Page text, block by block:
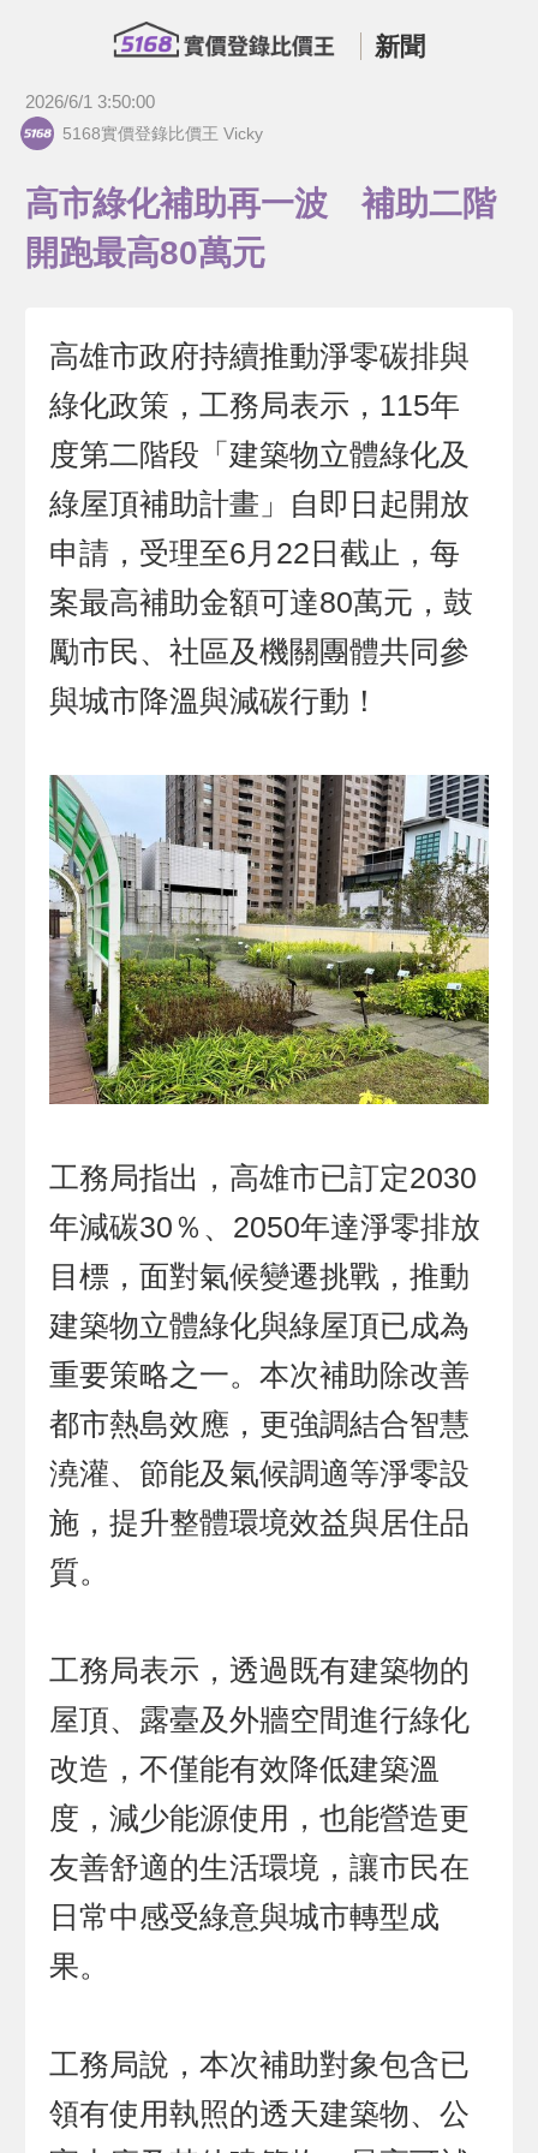
新聞
2026/6/1 3:50:00
5168實價登錄比價王 Vicky
高市綠化補助再一波 補助二階
開跑最高80萬元
高雄市政府持續推動淨零碳排與
綠化政策，工務局表示，115年
度第二階段「建築物立體綠化及
綠屋頂補助計畫」自即日起開放
申請，受理至6月22日截止，每
案最高補助金額可達80萬元，鼓
勵市民、社區及機關團體共同參
與城市降溫與減碳行動！
工務局指出，高雄市已訂定2030
年減碳30％、2050年達淨零排放
目標，面對氣候變遷挑戰，推動
建築物立體綠化與綠屋頂已成為
重要策略之一。本次補助除改善
都市熱島效應，更強調結合智慧
澆灌、節能及氣候調適等淨零設
施，提升整體環境效益與居住品
質。
工務局表示，透過既有建築物的
屋頂、露臺及外牆空間進行綠化
改造，不僅能有效降低建築溫
度，減少能源使用，也能營造更
友善舒適的生活環境，讓市民在
日常中感受綠意與城市轉型成
果。
工務局說，本次補助對象包含已
領有使用執照的透天建築物、公